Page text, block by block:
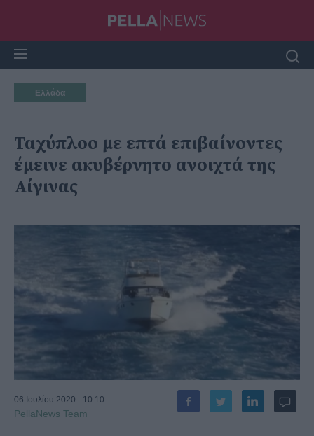
Ελλάδα
Ταχύπλοο με επτά επιβαίνοντες
έμεινε ακυβέρνητο ανοιχτά της
Αίγινας
06 Ιουλίου 2020 - 10:10
PellaNews Team